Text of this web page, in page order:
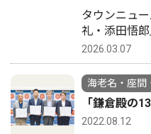
タウンニュ
礼・添田悟郎
2026.03.07
海老名・座間
「鎌倉殿の
2022.08.12